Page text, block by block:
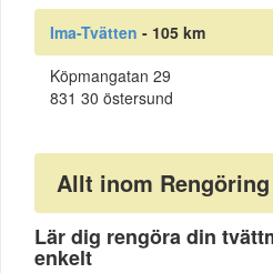
Ima-Tvätten - 105 km
Köpmangatan 29
831 30 östersund
Allt inom Rengöring
Lär dig rengöra din
enkelt